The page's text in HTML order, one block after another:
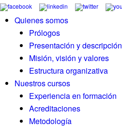
Quienes somos
Prólogos
Presentación y descripción
Misión, visión y valores
Estructura organizativa
Nuestros cursos
Experiencia en formación
Acreditaciones
Metodología